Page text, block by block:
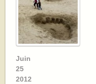
Juin
25
2012